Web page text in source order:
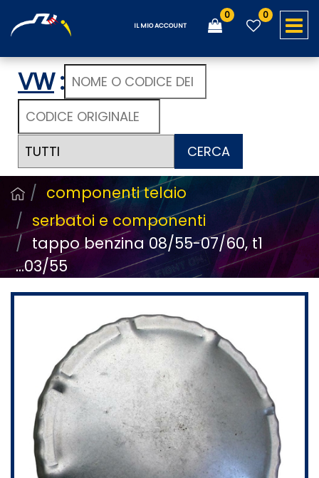
IL MIO ACCOUNT
0 0
VW:
CERCA
componenti telaio
serbatoi e componenti
tappo benzina 08/55-07/60, t1
...03/55